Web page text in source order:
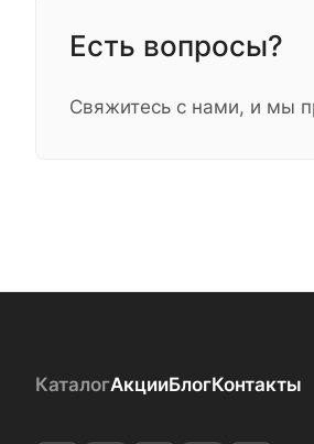
Есть вопросы?
Свяжитесь с нами, и мы
КаталогАкцииБлогКонтакты